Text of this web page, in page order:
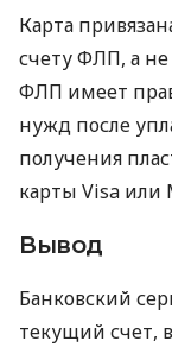
Карта
счету ФЛП, а
ФЛП имеет
нужд после
получения
карты Visa или
Вывод
Банковский
текущий счет,